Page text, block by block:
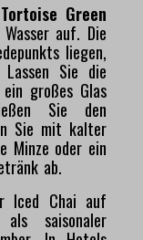
Tortoise Green
auf. Die
liegen,
Sie die
großes Glas
Sie den
Sie mit kalter
Minze oder ein
ab.
Iced Chai auf
saisonaler